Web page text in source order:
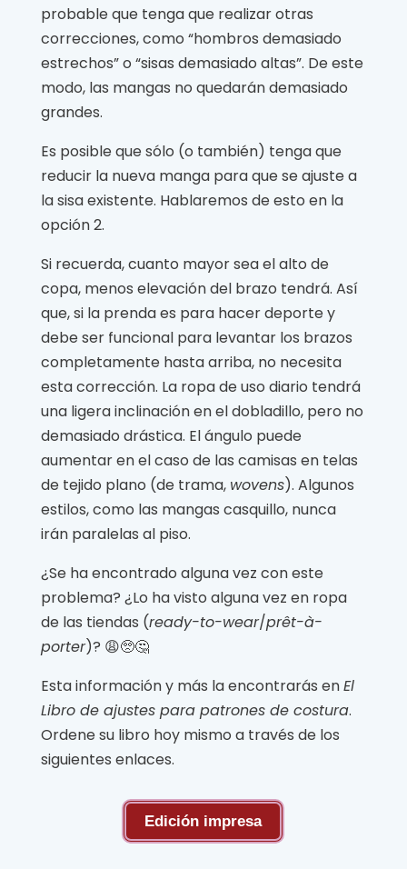
probable que tenga que realizar otras
correcciones, como “hombros demasiado
estrechos” o “sisas demasiado altas”. De este
modo, las mangas no quedarán demasiado
grandes.
Es posible que sólo (o también) tenga que
reducir la nueva manga para que se ajuste a
la sisa existente. Hablaremos de esto en la
opción 2.
Si recuerda, cuanto mayor sea el alto de
copa, menos elevación del brazo tendrá. Así
que, si la prenda es para hacer deporte y
debe ser funcional para levantar los brazos
completamente hasta arriba, no necesita
esta corrección. La ropa de uso diario tendrá
una ligera inclinación en el dobladillo, pero no
demasiado drástica. El ángulo puede
aumentar en el caso de las camisas en telas
de tejido plano (de trama, wovens). Algunos
estilos, como las mangas casquillo, nunca
irán paralelas al piso.
¿Se ha encontrado alguna vez con este
problema? ¿Lo ha visto alguna vez en ropa
de las tiendas (ready-to-wear/prêt-à-
porter)? 😩🥺🤔
Esta información y más la encontrarás enEl
Libro de ajustes para patrones de costura.
Ordene su libro hoy mismo a través de los
siguientes enlaces.
Edición impresa